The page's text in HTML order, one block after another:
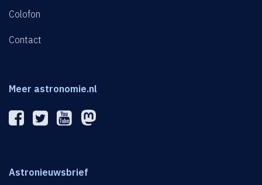
Colofon
Contact
Meer astronomie.nl
Astronieuwsbrief